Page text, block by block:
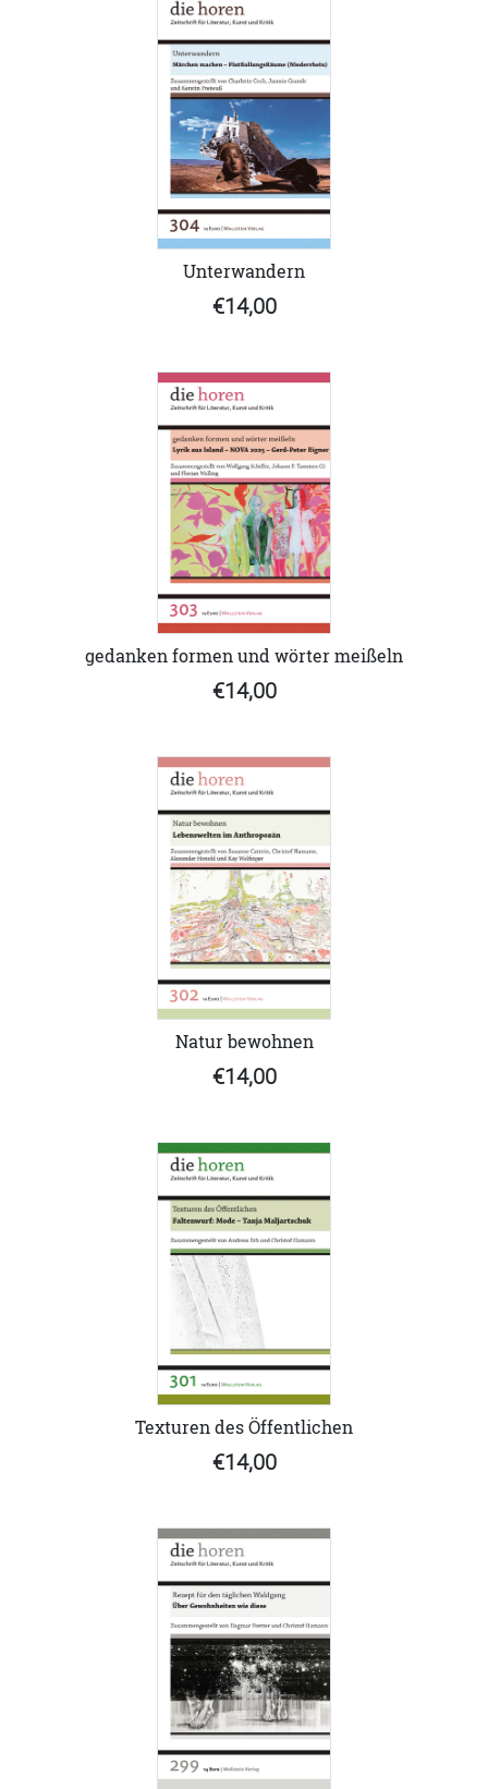
Unterwandern
€14,00
gedanken formen und wörter meißeln
€14,00
Natur bewohnen
€14,00
Texturen des Öffentlichen
€14,00